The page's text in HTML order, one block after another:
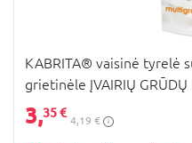
KABRITA® vaisinė tyrelė
grietinėle ĮVAIRIŲ
191
3,35 €
4,19 €